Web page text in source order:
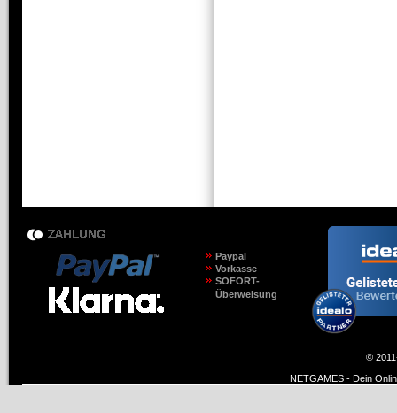
Paypal
Vorkasse
SOFORT-
Überweisung
©
NETGAMES - Dein